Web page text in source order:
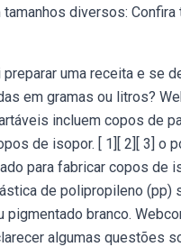
diversos: Confira
preparar uma receita e se
em gramas ou litros?
incluem copos de
de isopor. [ 1][ 2][ 3] o
para fabricar copos de
de polipropileno (pp)
pigmentado branco.
algumas questões